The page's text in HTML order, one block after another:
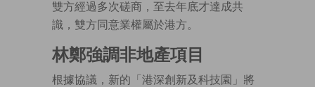
雙方經過多次磋商，至去年底才達成共
識，雙方同意業權屬於港方。
林鄭強調非地產項目
根據協議，新的「港深創新及科技園」將